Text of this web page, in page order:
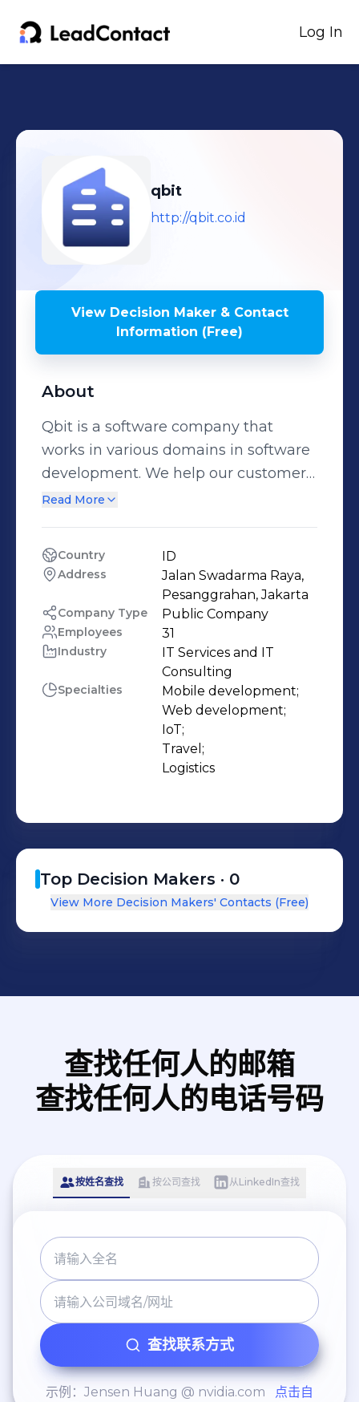
Log In
qbit
http://qbit.co.id
View Decision Maker & Contact
Information (Free)
About
Qbit is a software company that
works in various domains in software
development. We help our customer
to architect and realize their business
philosophy is “Move fast, break things.
Never afraid to try something new.”
Read More
Country ID
Address
Jalan Swadarma Raya,
Pesanggrahan, Jakarta
Company Type Public Company
Employees 31
Industry
IT Services and IT
Consulting
Specialties
Mobile development;
Web development;
IoT;
Travel;
Logistics
Top Decision Makers · 0
View More Decision Makers' Contacts (Free)
查找任何人的邮箱
查找任何人的电话号码
按姓名查找 按公司查找 从LinkedIn查找
查找联系方式
示例：Jensen Huang @ nvidia.com
点击自